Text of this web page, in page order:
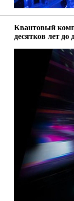
Квантовый
десятков лет до